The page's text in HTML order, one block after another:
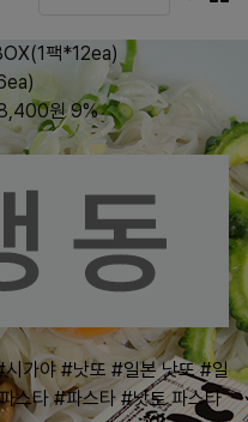
팩*12ea)
원 9%
시가야 #낫또 #일본 낫또 #일
스타 #파스타 #낫토 파스타